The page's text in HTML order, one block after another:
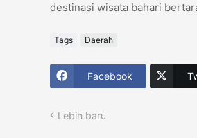
destinasi wisata bahari
Tags Daerah
Facebook
Lebih baru